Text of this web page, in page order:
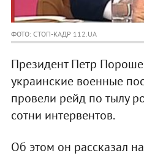
ФОТО: СТОП-КАДР 112.UA
Президент Петр
украинские военные
провели рейд по тылу
сотни интервентов.
Об этом он рассказал